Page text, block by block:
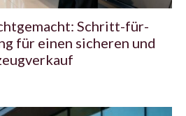
Schritt-für-
für einen sicheren und